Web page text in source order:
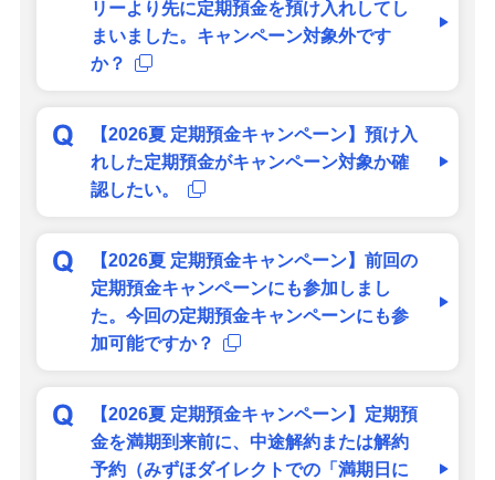
リーより先に定期預金を預け入れしてし
まいました。キャンペーン対象外です
か？
【2026夏 定期預金キャンペーン】預け入
れした定期預金がキャンペーン対象か確
認したい。
【2026夏 定期預金キャンペーン】前回の
定期預金キャンペーンにも参加しまし
た。今回の定期預金キャンペーンにも参
加可能ですか？
【2026夏 定期預金キャンペーン】定期預
金を満期到来前に、中途解約または解約
予約（みずほダイレクトでの「満期日に